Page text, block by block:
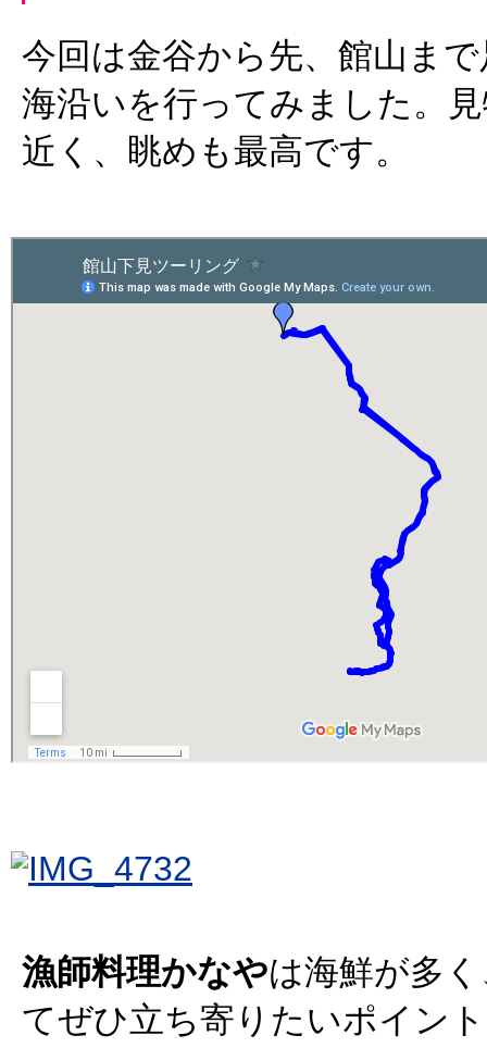
今回は金谷から先、館山ま
海沿いを行ってみました。
近く、眺めも最高です。
漁師料理かなやは海鮮が多
てぜひ立ち寄りたいポイン